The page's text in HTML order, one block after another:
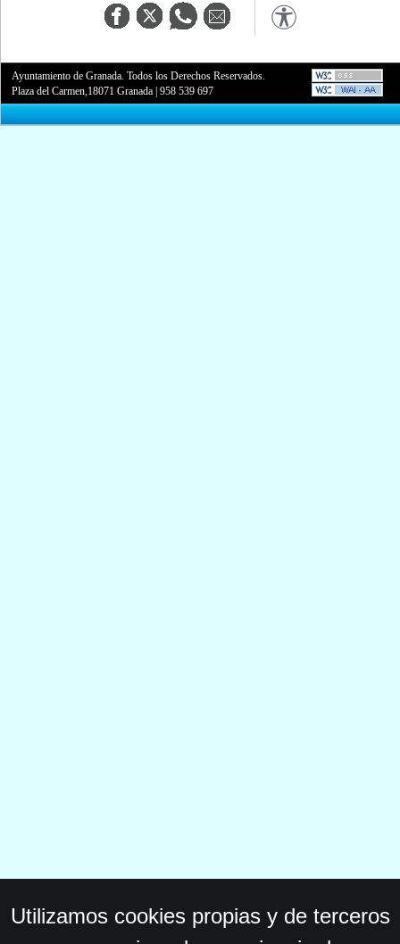
Ayuntamiento de Granada. Todos los Derechos Reservados.
Plaza del Carmen,18071 Granada |958 539 697
Utilizamos cookies propias y de terceros